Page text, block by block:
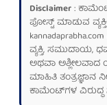
Disclaimer:
ಪೋಸ್ಟ್ ಮಾಡುವ
kannadaprabha.com
ವ್ಯಕ್ತಿ, ಸಮುದಾಯ,
ಅಥವಾ
ಮಾಹಿತಿ ತಂತ್ರಜ್ಞಾನ
ಕಾಮೆಂಟ್‌ಗಳ ವಿರುದ್ಧ